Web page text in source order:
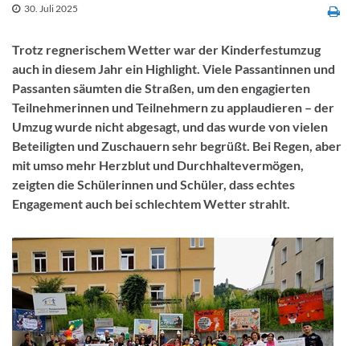
30. Juli 2025
Trotz regnerischem Wetter war der Kinderfestumzug
auch in diesem Jahr ein Highlight. Viele Passantinnen und
Passanten säumten die Straßen, um den engagierten
Teilnehmerinnen und Teilnehmern zu applaudieren – der
Umzug wurde nicht abgesagt, und das wurde von vielen
Beteiligten und Zuschauern sehr begrüßt. Bei Regen, aber
mit umso mehr Herzblut und Durchhaltevermögen,
zeigten die Schülerinnen und Schüler, dass echtes
Engagement auch bei schlechtem Wetter strahlt.